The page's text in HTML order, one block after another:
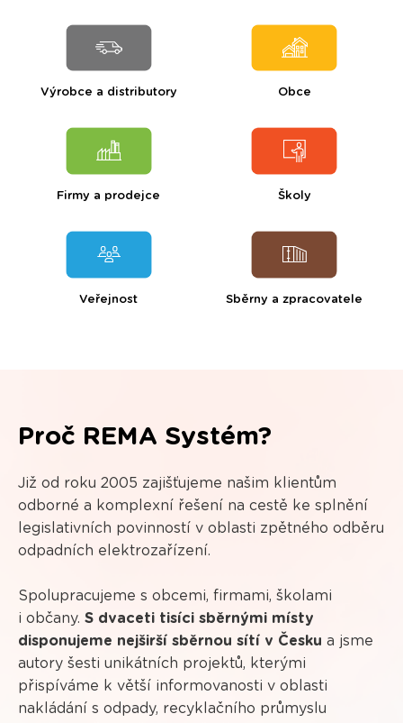
Výrobce a distributory Obce
Firmy a prodejce Školy
Veřejnost Sběrny a zpracovatele
Proč REMA Systém?
Již od roku 2005 zajišťujeme našim klientům
odborné a komplexní řešení na cestě ke splnění
legislativních povinností v oblasti zpětného odběru
odpadních elektrozařízení.
Spolupracujeme s obcemi, firmami, školami
i občany. S dvaceti tisíci sběrnými místy
disponujeme nejširší sběrnou sítí v Česku a jsme
autory šesti unikátních projektů, kterými
přispíváme k větší informovanosti v oblasti
nakládání s odpady, recyklačního průmyslu